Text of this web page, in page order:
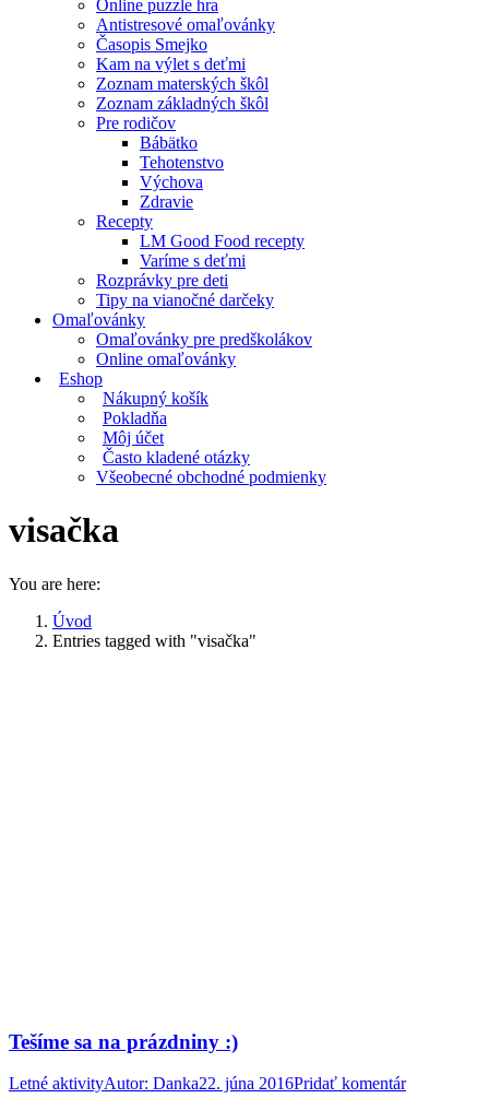
Online puzzle hra
Antistresové omaľovánky
Časopis Smejko
Kam na výlet s deťmi
Zoznam materských škôl
Zoznam základných škôl
Pre rodičov
Bábätko
Tehotenstvo
Výchova
Zdravie
Recepty
LM Good Food recepty
Varíme s deťmi
Rozprávky pre deti
Tipy na vianočné darčeky
Omaľovánky
Omaľovánky pre predškolákov
Online omaľovánky
Eshop
Nákupný košík
Pokladňa
Môj účet
Často kladené otázky
Všeobecné obchodné podmienky
visačka
You are here:
Úvod
Entries tagged with "visačka"
Tešíme sa na prázdniny :)
Letné aktivityAutor: Danka22. júna 2016Pridať komentár